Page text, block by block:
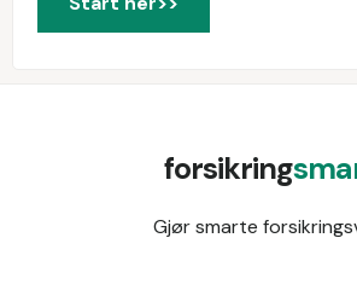
forsikring
Gjør smarte